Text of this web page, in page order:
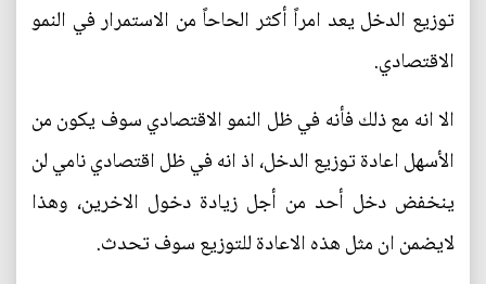
توزيع الدخل يعد امراً أكثر الحاحاً من الاستمرار في النمو
الاقتصادي.
الا انه مع ذلك فأنه في ظل النمو الاقتصادي سوف يكون من
الأسهل اعادة توزيع الدخل، اذ انه في ظل اقتصادي نامي لن
ينخفض دخل أحد من أجل زيادة دخول الاخرين، وهذا
لايضمن ان مثل هذه الاعادة للتوزيع سوف تحدث.